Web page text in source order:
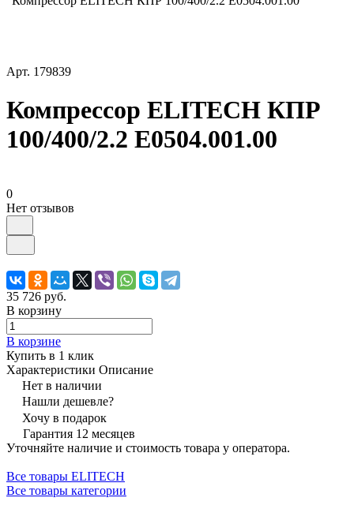
Арт. 179839
Компрессор ELITECH КПР
100/400/2.2 E0504.001.00
0
Нет отзывов
35 726 руб.
В корзину
В корзине
Купить в 1 клик
Характеристики Описание
Нет в наличии
Нашли дешевле?
Хочу в подарок
Гарантия 12 месяцев
Уточняйте наличие и стоимость товара у оператора.
Все товары ELITECH
Все товары категории